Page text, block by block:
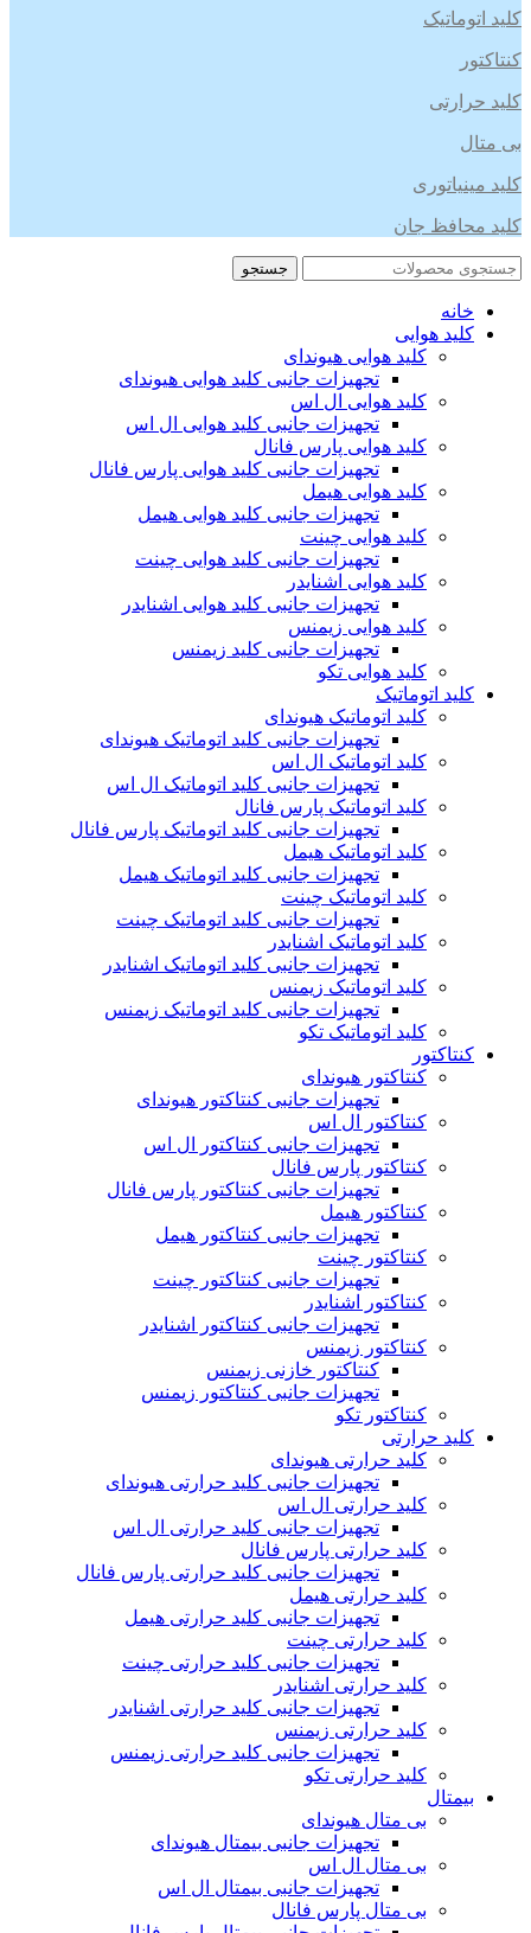
کلید اتوماتیک
کنتاکتور
کلید حرارتی
بی متال
کلید مینیاتوری
کلید محافظ جان
جستجو
خانه
کلید هوایی
کلید هوایی هیوندای
تجهیزات جانبی کلید هوایی هیوندای
کلید هوایی ال اس
تجهیزات جانبی کلید هوایی ال اس
کلید هوایی پارس فانال
تجهیزات جانبی کلید هوایی پارس فانال
کلید هوایی هیمل
تجهیزات جانبی کلید هوایی هیمل
کلید هوایی چینت
تجهیزات جانبی کلید هوایی چینت
کلید هوایی اشنایدر
تجهیزات جانبی کلید هوایی اشنایدر
کلید هوایی زیمنس
تجهیزات جانبی کلید زیمنس
کلید هوایی تکو
کلید اتوماتیک
کلید اتوماتیک هیوندای
تجهیزات جانبی کلید اتوماتیک هیوندای
کلید اتوماتیک ال اس
تجهیزات جانبی کلید اتوماتیک ال اس
کلید اتوماتیک پارس فانال
تجهیزات جانبی کلید اتوماتیک پارس فانال
کلید اتوماتیک هیمل
تجهیزات جانبی کلید اتوماتیک هیمل
کلید اتوماتیک چینت
تجهیزات جانبی کلید اتوماتیک چینت
کلید اتوماتیک اشنایدر
تجهیزات جانبی کلید اتوماتیک اشنایدر
کلید اتوماتیک زیمنس
تجهیزات جانبی کلید اتوماتیک زیمنس
کلید اتوماتیک تکو
کنتاکتور
کنتاکتور هیوندای
تجهیزات جانبی کنتاکتور هیوندای
کنتاکتور ال اس
تجهیزات جانبی کنتاکتور ال اس
کنتاکتور پارس فانال
تجهیزات جانبی کنتاکتور پارس فانال
کنتاکتور هیمل
تجهیزات جانبی کنتاکتور هیمل
کنتاکتور چینت
تجهیزات جانبی کنتاکتور چینت
کنتاکتور اشنایدر
تجهیزات جانبی کنتاکتور اشنایدر
کنتاکتور زیمنس
کنتاکتور خازنی زیمنس
تجهیزات جانبی کنتاکتور زیمنس
کنتاکتور تکو
کلید حرارتی
کلید حرارتی هیوندای
تجهیزات جانبی کلید حرارتی هیوندای
کلید حرارتی ال اس
تجهیزات جانبی کلید حرارتی ال اس
کلید حرارتی پارس فانال
تجهیزات جانبی کلید حرارتی پارس فانال
کلید حرارتی هیمل
تجهیزات جانبی کلید حرارتی هیمل
کلید حرارتی چینت
تجهیزات جانبی کلید حرارتی چینت
کلید حرارتی اشنایدر
تجهیزات جانبی کلید حرارتی اشنایدر
کلید حرارتی زیمنس
تجهیزات جانبی کلید حرارتی زیمنس
کلید حرارتی تکو
بیمتال
بی متال هیوندای
تجهیزات جانبی بیمتال هیوندای
بی متال ال اس
تجهیزات جانبی بیمتال ال اس
بی متال پارس فانال